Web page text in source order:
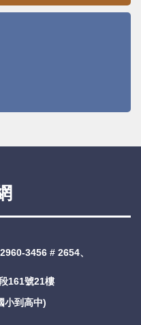
3456 # 2654、
161號21樓
小到高中)